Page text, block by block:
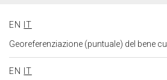
EN
IT
Georeferenziazione (puntuale) del bene
EN
IT